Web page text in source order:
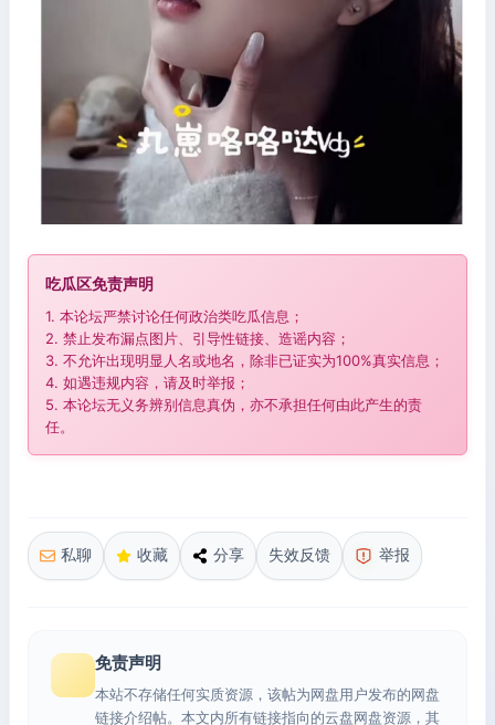
吃瓜区免责声明
1. 本论坛严禁讨论任何政治类吃瓜信息；
2. 禁止发布漏点图片、引导性链接、造谣内容；
3. 不允许出现明显人名或地名，除非已证实为100%真实信息；
4. 如遇违规内容，请及时举报；
5. 本论坛无义务辨别信息真伪，亦不承担任何由此产生的责
任。
私聊 收藏 分享 失效反馈 举报
免责声明
本站不存储任何实质资源，该帖为网盘用户发布的网盘
链接介绍帖。本文内所有链接指向的云盘网盘资源，其